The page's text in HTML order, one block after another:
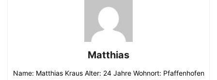
Matthias
Name: Matthias Kraus Alter: 24 Jahre Wohnort: Pfaffenhofen